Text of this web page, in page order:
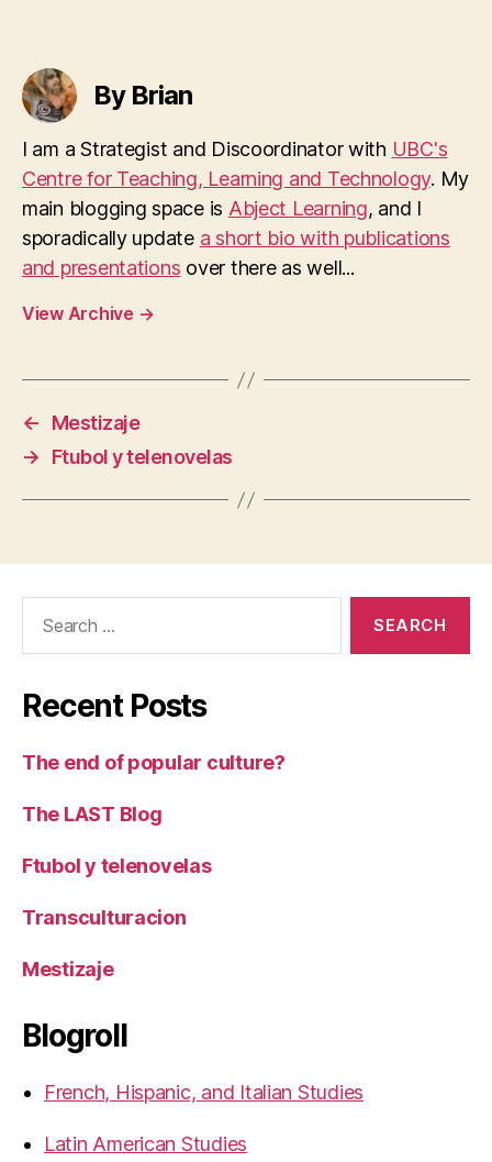
By Brian
I am a Strategist and Discoordinator with UBC's
Centre for Teaching, Learning and Technology. My
main blogging space is Abject Learning, and I
sporadically update a short bio with publications
and presentations over there as well...
View Archive →
←
Mestizaje
→
Ftubol y telenovelas
Recent Posts
The end of popular culture?
The LAST Blog
Ftubol y telenovelas
Transculturacion
Mestizaje
Blogroll
French, Hispanic, and Italian Studies
Latin American Studies